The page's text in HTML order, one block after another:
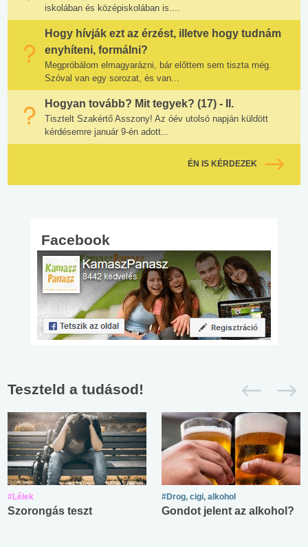
iskolában és középiskolában is....
Hogy hívják ezt az érzést, illetve hogy tudnám
enyhíteni, formálni?
Megpróbálom elmagyarázni, bár előttem sem tiszta még.
Szóval van egy sorozat, és van...
Hogyan tovább? Mit tegyek? (17) - II.
Tisztelt Szakértő Asszony! Az óév utolsó napján küldött
kérdésemre január 9-én adott...
ÉN IS KÉRDEZEK
Facebook
Teszteld a tudásod!
#Lélek
Szorongás teszt
#Drog, cigi, alkohol
Gondot jelent az alkohol?